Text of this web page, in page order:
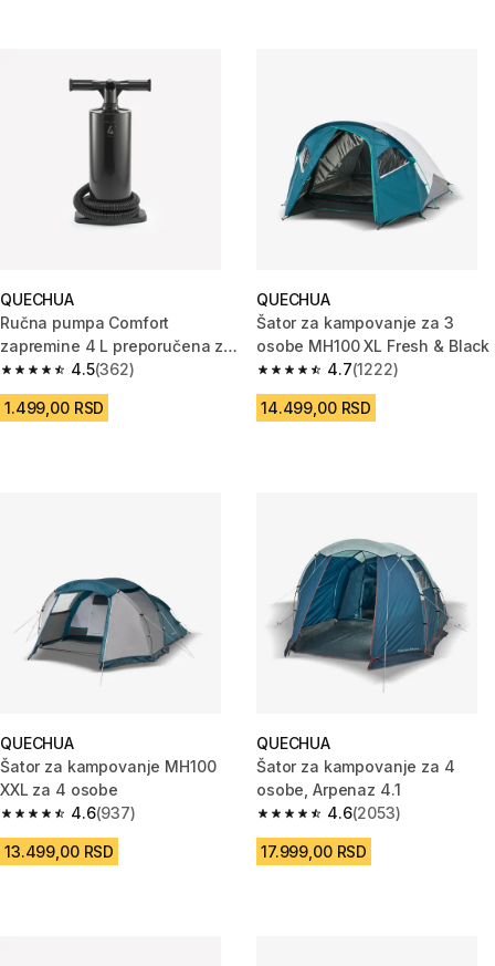
QUECHUA
Ručna pumpa Comfort
zapremine 4 L preporučena za
dušeke na naduvavanje
4.5
4.5 od 5 zvezdica from 362 Recenzije
(362)
1.499,00 RSD
QUECHUA
Šator za kampovanje za 3
osobe MH100 XL Fresh & Black
4.7
4.7 od 5 zvezdica from 1222
(1222)
14.499,00 RSD
QUECHUA
Šator za kampovanje MH100
XXL za 4 osobe
4.6
4.6 od 5 zvezdica from 937 Recenzije
(937)
13.499,00 RSD
QUECHUA
Šator za kampovanje za 4
osobe, Arpenaz 4.1
4.6
4.6 od 5 zvezdica from 2053
(2053)
17.999,00 RSD